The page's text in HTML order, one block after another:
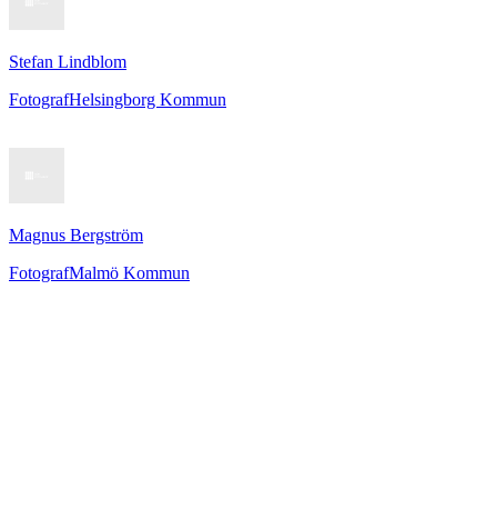
Stefan Lindblom
FotografHelsingborg Kommun
Magnus Bergström
FotografMalmö Kommun